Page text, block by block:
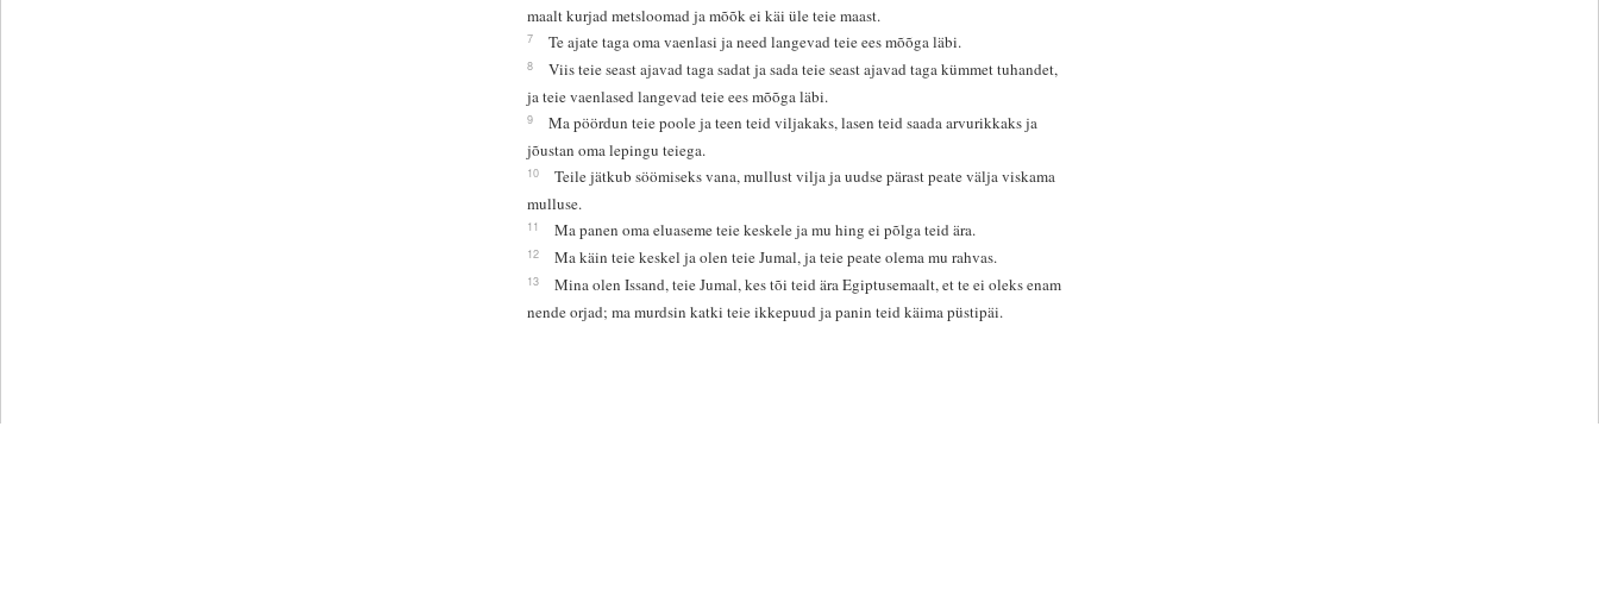
maalt kurjad metsloomad ja mõõk ei käi üle teie maast.
7 Te ajate taga oma vaenlasi ja need langevad teie ees mõõga läbi.
8
Viis teie seast ajavad taga sadat ja sada teie seast ajavad taga kümmet tuhandet,
ja teie vaenlased langevad teie ees mõõga läbi.
9
Ma pöördun teie poole ja teen teid viljakaks, lasen teid saada arvurikkaks ja
jõustan oma lepingu teiega.
10
Teile jätkub söömiseks vana, mullust vilja ja uudse pärast peate välja viskama
mulluse.
11 Ma panen oma eluaseme teie keskele ja mu hing ei põlga teid ära.
12 Ma käin teie keskel ja olen teie Jumal, ja teie peate olema mu rahvas.
13
Mina olen Issand, teie Jumal, kes tõi teid ära Egiptusemaalt, et te ei oleks enam
nende orjad; ma murdsin katki teie ikkepuud ja panin teid käima püstipäi.